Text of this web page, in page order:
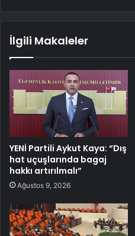
İlgili Makaleler
YENİ Partili Aykut Kaya: “Dış
hat uçuşlarında bagaj
hakkı artırılmalı”
Ağustos 9, 2026